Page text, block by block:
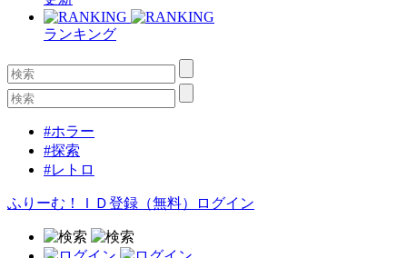
ランキング
#ホラー
#探索
#レトロ
ふりーむ！ＩＤ登録（無料） ログイン